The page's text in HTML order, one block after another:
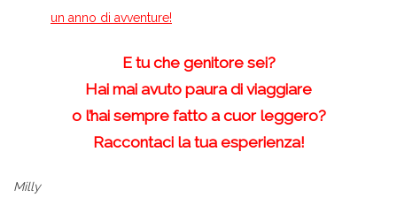
un anno di avventure!
E tu che genitore sei?
Hai mai avuto paura di viaggiare
o l’hai sempre fatto a cuor leggero?
Raccontaci la tua esperienza!
Milly